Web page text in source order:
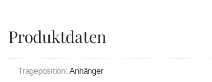
Produktdaten
Trageposition: Anhänger